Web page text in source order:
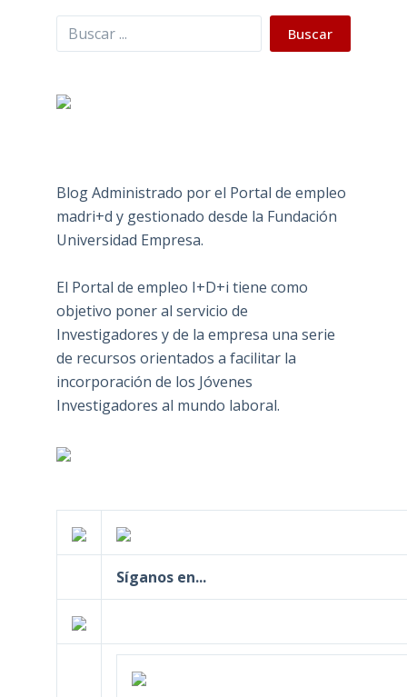
Buscar Buscar
Blog Administrado por el Portal de empleo
madri+d y gestionado desde la Fundación
Universidad Empresa.
El Portal de empleo I+D+i tiene como
objetivo poner al servicio de
Investigadores y de la empresa una serie
de recursos orientados a facilitar la
incorporación de los Jóvenes
Investigadores al mundo laboral.
Síganos en...